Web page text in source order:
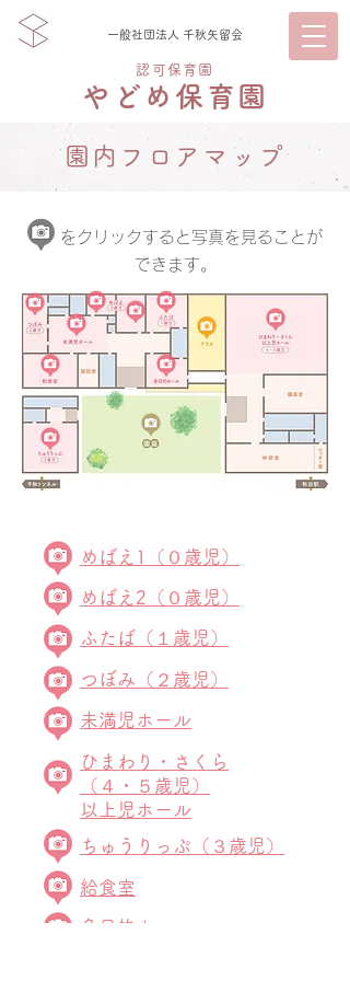
やどめ保育園
一般社団法人 千秋矢留会
認可保育園
園内フロアマップ
をクリックすると写真を見ることが
できます。
めばえ1（０歳児）
めばえ2（０歳児）
ふたば（１歳児）
つぼみ（２歳児）
未満児ホール
ひまわり
・さくら
（４・５歳児）
以上児ホール
ちゅうりっぷ（３歳児）
給食室
多目的ホール